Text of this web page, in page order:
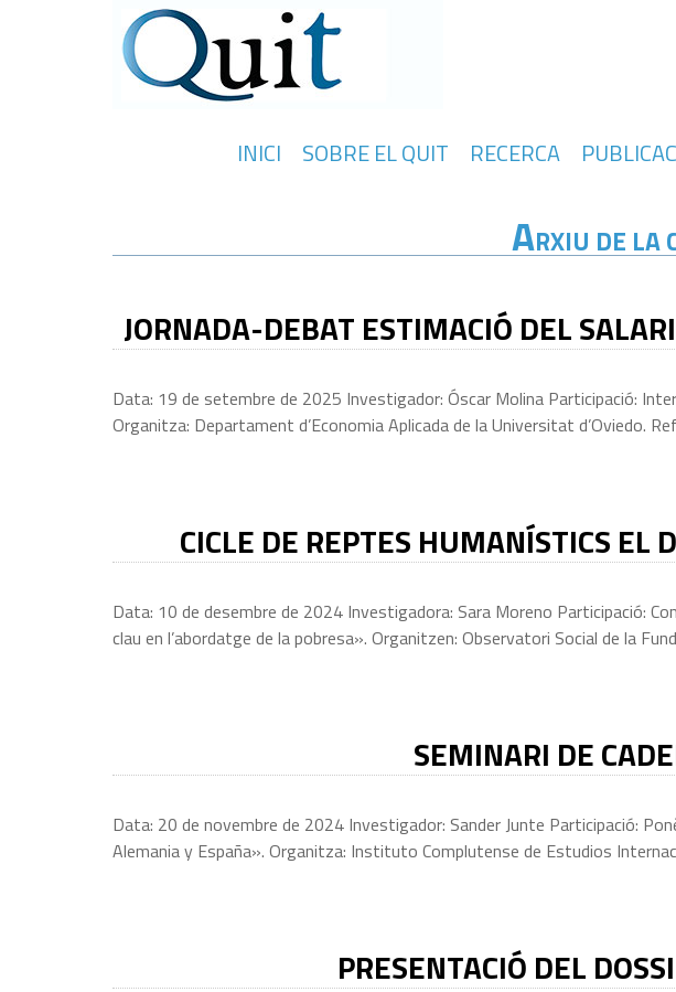
INICI SOBRE EL QUIT RECERCA
ARXIU DE LA
JORNADA-DEBAT ESTIMACIÓ DEL
Data: 19 de setembre de 2025 Investigador: Óscar Molina Participació:
Organitza: Departament d’Economia Aplicada de la Universitat d’Oviedo.
CICLE DE REPTES HUMANÍSTICS EL
Data: 10 de desembre de 2024 Investigadora: Sara Moreno Participació:
clau en l’abordatge de la pobresa». Organitzen: Observatori Social de la
SEMINARI DE
Data: 20 de novembre de 2024 Investigador: Sander Junte Participació:
Alemania y España». Organitza: Instituto Complutense de Estudios
PRESENTACIÓ DEL